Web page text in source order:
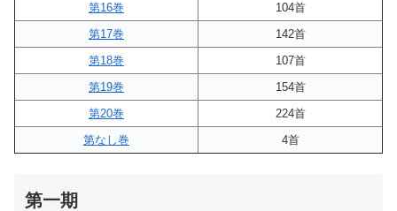
第16巻
104首
第17巻
142首
第18巻
107首
第19巻
154首
第20巻
224首
第なし巻
4首
第一期